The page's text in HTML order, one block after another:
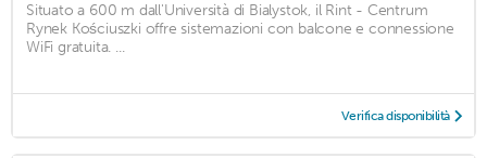
Situato a 600 m dall'Università di Bialystok, il Rint - Centrum
Rynek Kościuszki offre sistemazioni con balcone e connessione
WiFi gratuita. ...
Verifica disponibilità